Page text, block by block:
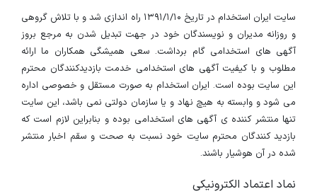
سایت ایران استخدام در تاریخ ۱۳۹۱/۱/۱۰ راه اندازی شد و با تلاش گروهی
و روزانه مدیران و نویسندگان خود در جهت تبدیل شدن به مرجع بروز
آگهی های استخدامی گام برداشت. سعی همیشگی همکاران ما ارائه
مطلوب و با کیفیت آگهی های استخدامی خدمت بازدیدکنندگان محترم
این سایت بوده است. ایران استخدام به صورت مستقل و خصوصی اداره
می شود و وابسته به هیچ نهاد و یا سازمان دولتی نمی باشد، این سایت
تنها منتشر کننده ی آگهی های استخدامی بوده و بنابراین لازم است که
بازدید کنندگان محترم سایت خود نسبت به صحت و سقم اخبار منتشر
شده در آن هوشیار باشند.
نماد اعتماد الکترونیکی